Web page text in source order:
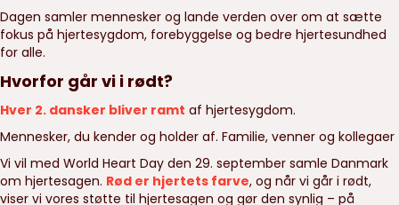
Dagen samler mennesker og lande verden over om at sætte
fokus på hjertesygdom, forebyggelse og bedre hjertesundhed
for alle.
Hvorfor går vi i rødt?
Hver 2. dansker bliver ramt af hjertesygdom.
Mennesker, du kender og holder af. Familie, venner og kollegaer
Vi vil med World Heart Day den 29. september samle Danmark
om hjertesagen. Rød er hjertets farve, og når vi går i rødt,
viser vi vores støtte til hjertesagen og gør den synlig – på